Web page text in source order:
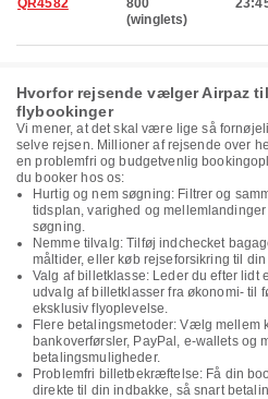
QR4582
800
(winglets)
Hvorfor rejsende vælger Airpaz
flybookinger
Vi mener, at det skal være lige så
selve rejsen. Millioner af rejsende over
en problemfri og budgetvenlig
du booker hos os:
Hurtig og nem søgning: Filtrer og
tidsplan, varighed og
søgning.
Nemme tilvalg: Tilføj indchecket
måltider, eller køb rejseforsikring til
Valg af billetklasse: Leder du efter lidt
udvalg af billetklasser fra økonomi- til
eksklusiv flyoplevelse.
Flere betalingsmetoder: Vælg mellem
bankoverførsler, PayPal, e-wallets og
betalingsmuligheder.
Problemfri billetbekræftelse: Få din
direkte til din indbakke, så snart